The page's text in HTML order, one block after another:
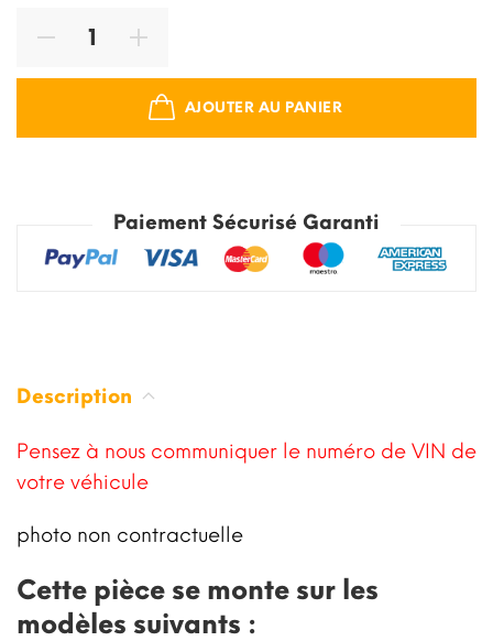
AJOUTER AU PANIER
Paiement Sécurisé Garanti
Description
Pensez à nous communiquer le numéro de VIN de
votre véhicule
photo non contractuelle
Cette pièce se monte sur les
modèles suivants :